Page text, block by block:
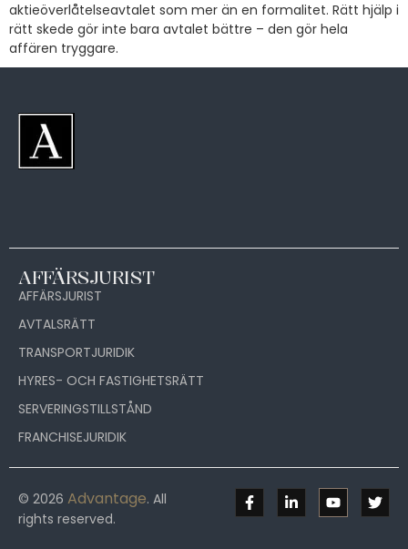
aktieöverlåtelseavtalet som mer än en formalitet. Rätt hjälp i
rätt skede gör inte bara avtalet bättre – den gör hela
affären tryggare.
AFFÄRSJURIST
AFFÄRSJURIST
AVTALSRÄTT
TRANSPORTJURIDIK
HYRES- OCH FASTIGHETSRÄTT
SERVERINGSTILLSTÅND
FRANCHISEJURIDIK
© 2026 Advantage. All
rights reserved.